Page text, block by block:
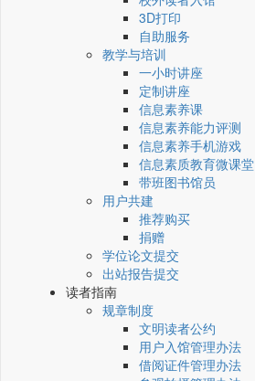
3D打印
自助服务
教学与培训
一小时讲座
定制讲座
信息素养课
信息素养能力评测
信息素养手机游戏
信息素质教育微课堂
带班图书馆员
用户共建
推荐购买
捐赠
学位论文提交
出站报告提交
读者指南
规章制度
文明读者公约
用户入馆管理办法
借阅证件管理办法